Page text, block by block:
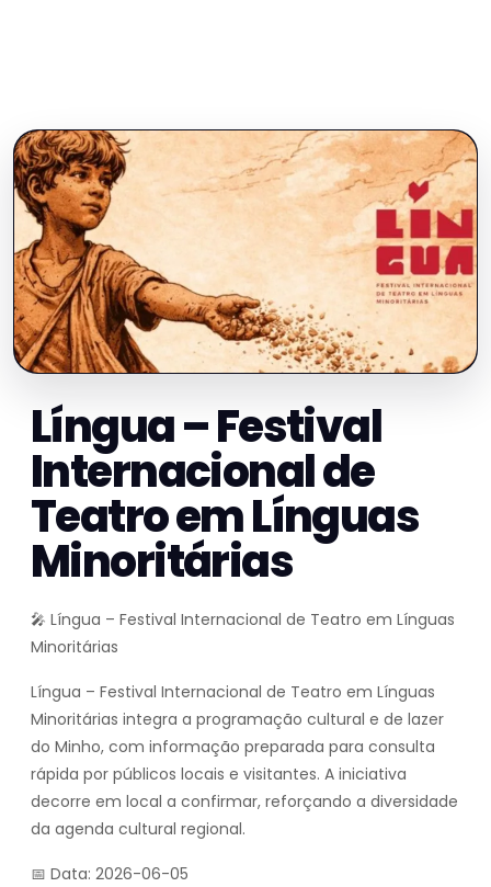
Língua – Festival
Internacional de
Teatro em Línguas
Minoritárias
🎤 Língua – Festival Internacional de Teatro em Línguas
Minoritárias
Língua – Festival Internacional de Teatro em Línguas
Minoritárias integra a programação cultural e de lazer
do Minho, com informação preparada para consulta
rápida por públicos locais e visitantes. A iniciativa
decorre em local a confirmar, reforçando a diversidade
da agenda cultural regional.
📅 Data: 2026-06-05